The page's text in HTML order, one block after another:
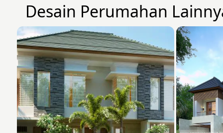
Desain Perumahan